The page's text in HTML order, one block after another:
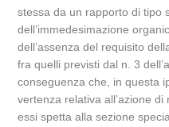
stessa da un rapporto di tipo
dell’immedesimazione
dell’assenza del requisito
fra quelli previsti dal n. 3
conseguenza che, in questa
vertenza relativa all’azione di
essi spetta alla sezione